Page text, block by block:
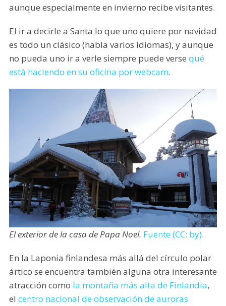
aunque especialmente en invierno recibe visitantes.
El ir a decirle a Santa lo que uno quiere por navidad
es todo un clásico (habla varios idiomas), y aunque
no pueda uno ir a verle siempre puede verse qué
está haciendo en su oficina por webcam.
El exterior de la casa de Papa Noel. Fuente (CC: by).
En la Laponia finlandesa más allá del círculo polar
ártico se encuentra también alguna otra interesante
atracción como la montaña más alta de Finlandia,
el centro nacional de observación de auroras